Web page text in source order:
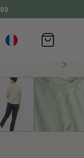
Panier
d'achat
PRODUIT